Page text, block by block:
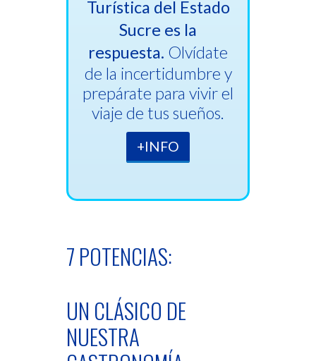
Turística del Estado
Sucre es la
respuesta. Olvídate
de la incertidumbre y
prepárate para vivir el
viaje de tus sueños.
+INFO
7 POTENCIAS:
UN CLÁSICO DE
NUESTRA